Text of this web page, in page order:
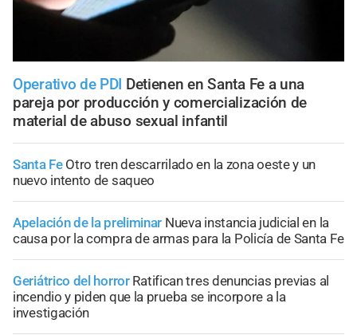
Operativo de PDI Detienen en Santa Fe a una
pareja por producción y comercialización de
material de abuso sexual infantil
Santa Fe Otro tren descarrilado en la zona oeste y un
nuevo intento de saqueo
Apelación de la preliminar Nueva instancia judicial en la
causa por la compra de armas para la Policía de Santa Fe
Geriátrico del horror Ratifican tres denuncias previas al
incendio y piden que la prueba se incorpore a la
investigación